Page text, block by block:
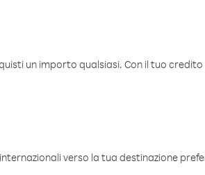
un importo qualsiasi. Con il tuo
verso la tua destinazione